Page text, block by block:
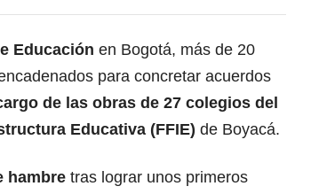
Educación en Bogotá, más de 20
para concretar acuerdos
de las obras de 27 colegios del
Educativa (FFIE) de Boyacá.
hambre tras lograr unos primeros